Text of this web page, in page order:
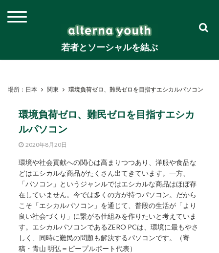
若者とソーシャルを結ぶ
場所：日本 関東 環境負荷ゼロ、難民ゼロを目指すエシカルパソコン
環境負荷ゼロ、難民ゼロを目指すエシカ
ルパソコン
2020年8月20日
環境や社会貢献への関心は高まりつつあり、洋服や食品な
どはエシカルな商品がたくさん出てきています。一方、
「パソコン」というジャンルではエシカルな商品はほぼ存
在していません。今では多くの方が持つパソコン。だから
こそ「エシカルパソコン」を通じて、普段の生活が「より
良い社会づくり」に繋がる仕組みを作りたいと考えていま
す。エシカルパソコンであるZERO PCは、環境に最もやさ
しく、同時に難民の問題も解決するパソコンです。（寄
稿・青山 明弘＝ピープルポート代表）